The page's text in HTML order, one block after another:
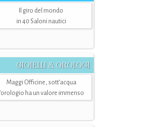
Il giro del mondo
in 40 Saloni nautici
GIOIELLI & OROLOGI
Maggi Officine, sott’acqua
l'orologio ha un valore immenso